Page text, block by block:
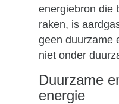
energiebron die
raken, is
geen duurzame
niet onder
Duurzame
energie